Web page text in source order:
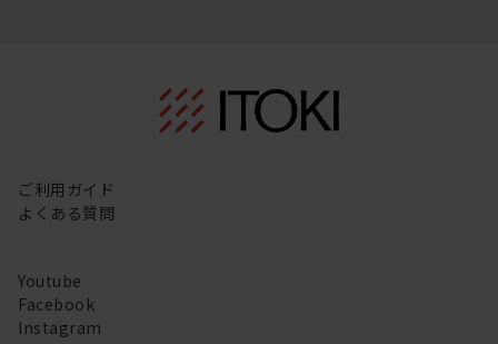
ご利用ガイド
よくある質問
Youtube
Facebook
Instagram